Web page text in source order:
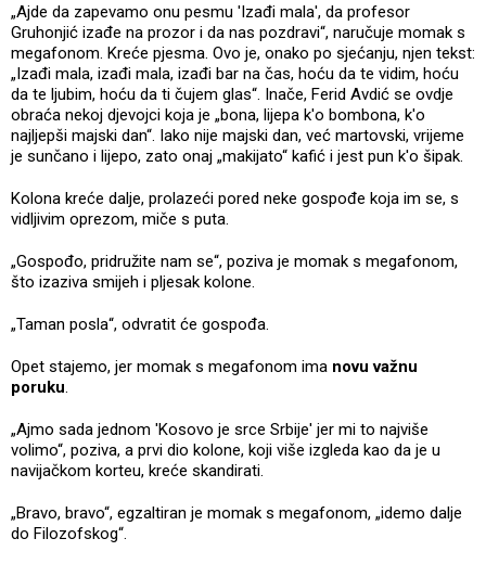
„Ajde da zapevamo onu pesmu 'Izađi mala', da profesor
Gruhonjić izađe na prozor i da nas pozdravi“, naručuje momak s
megafonom. Kreće pjesma. Ovo je, onako po sjećanju, njen tekst:
„Izađi mala, izađi mala, izađi bar na čas, hoću da te vidim, hoću
da te ljubim, hoću da ti čujem glas“. Inače, Ferid Avdić se ovdje
obraća nekoj djevojci koja je „bona, lijepa k'o bombona, k'o
najljepši majski dan“. Iako nije majski dan, već martovski, vrijeme
je sunčano i lijepo, zato onaj „makijato“ kafić i jest pun k'o šipak.
Kolona kreće dalje, prolazeći pored neke gospođe koja im se, s
vidljivim oprezom, miče s puta.
„Gospođo, pridružite nam se“, poziva je momak s megafonom,
što izaziva smijeh i pljesak kolone.
„Taman posla“, odvratit će gospođa.
Opet stajemo, jer momak s megafonom ima novu važnu
poruku.
„Ajmo sada jednom 'Kosovo je srce Srbije' jer mi to najviše
volimo“, poziva, a prvi dio kolone, koji više izgleda kao da je u
navijačkom korteu, kreće skandirati.
„Bravo, bravo“, egzaltiran je momak s megafonom, „idemo dalje
do Filozofskog“.